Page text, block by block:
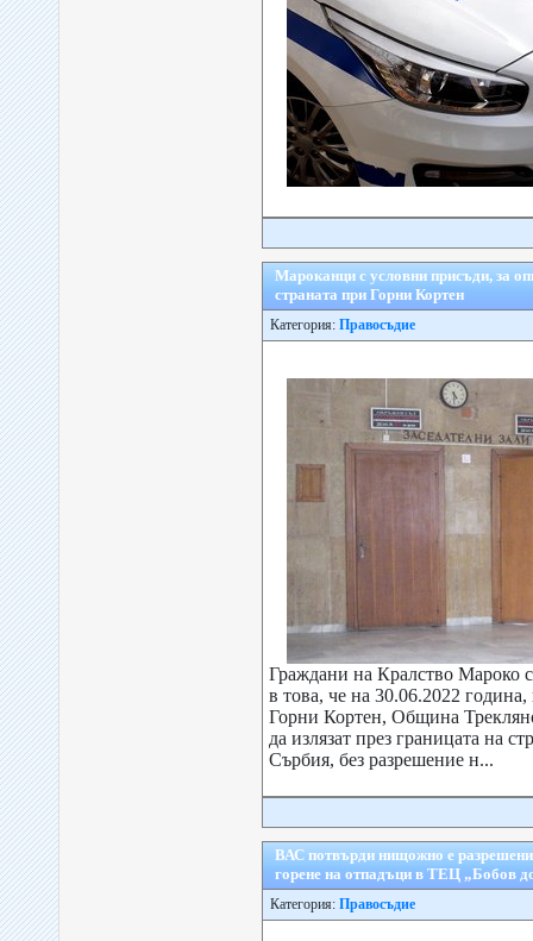
Мароканци с условни присъди, за
страната при Горни Кортен
Категория: Правосъдие
Граждани на Кралство Мароко
в това, че на 30.06.2022
Горни Кортен, Община
да излязат през границата на
Сърбия, без разрешение н...
ВАС потвърди нищожно е
горене на отпадъци в ТЕЦ „Бобов
Категория: Правосъдие